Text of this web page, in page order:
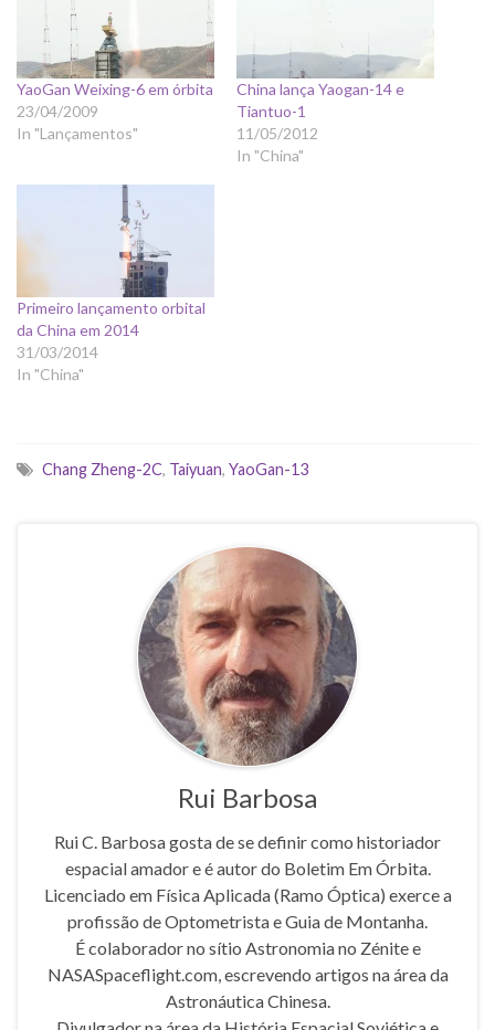
YaoGan Weixing-6 em órbita
23/04/2009
In "Lançamentos"
China lança Yaogan-14 e
Tiantuo-1
11/05/2012
In "China"
Primeiro lançamento orbital
da China em 2014
31/03/2014
In "China"
Chang Zheng-2C, Taiyuan, YaoGan-13
Rui Barbosa
Rui C. Barbosa gosta de se definir como historiador
espacial amador e é autor do Boletim Em Órbita.
Licenciado em Física Aplicada (Ramo Óptica) exerce a
profissão de Optometrista e Guia de Montanha.
É colaborador no sítio Astronomia no Zénite e
NASASpaceflight.com, escrevendo artigos na área da
Astronáutica Chinesa.